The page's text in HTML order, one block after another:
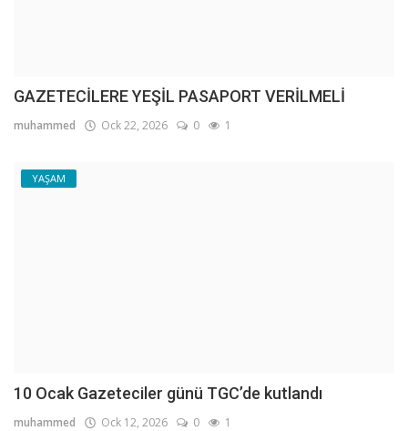
GAZETECİLERE YEŞİL PASAPORT VERİLMELİ
muhammed Ock 22, 2026 0 1
YAŞAM
10 Ocak Gazeteciler günü TGC’de kutlandı
muhammed Ock 12, 2026 0 1